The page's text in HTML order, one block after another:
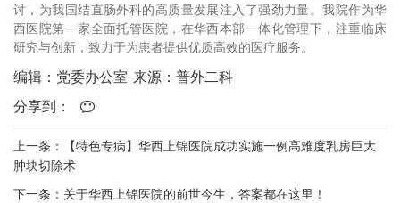
讨，为我国结直肠外科的高质量发展注入了强劲力量。我院作为华
西医院第一家全面托管医院，在华西本部一体化管理下，注重临床
研究与创新，致力于为患者提供优质高效的医疗服务。
编辑：党委办公室 来源：普外二科
分享到：
上一条：【特色专病】华西上锦医院成功实施一例高难度乳房巨大
肿块切除术
下一条：关于华西上锦医院的前世今生，答案都在这里！